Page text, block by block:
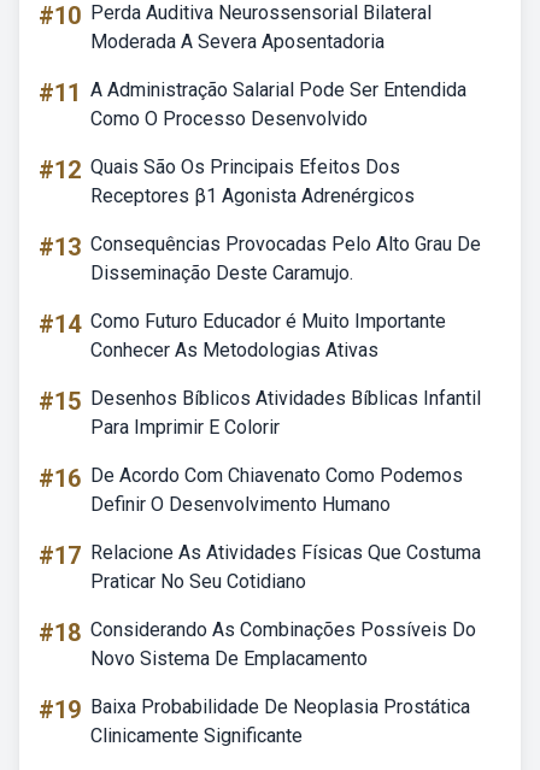
#10 Perda Auditiva Neurossensorial Bilateral
Moderada A Severa Aposentadoria
#11 A Administração Salarial Pode Ser Entendida
Como O Processo Desenvolvido
#12 Quais São Os Principais Efeitos Dos
Receptores β1 Agonista Adrenérgicos
#13 Consequências Provocadas Pelo Alto Grau De
Disseminação Deste Caramujo.
#14 Como Futuro Educador é Muito Importante
Conhecer As Metodologias Ativas
#15 Desenhos Bíblicos Atividades Bíblicas Infantil
Para Imprimir E Colorir
#16 De Acordo Com Chiavenato Como Podemos
Definir O Desenvolvimento Humano
#17 Relacione As Atividades Físicas Que Costuma
Praticar No Seu Cotidiano
#18 Considerando As Combinações Possíveis Do
Novo Sistema De Emplacamento
#19 Baixa Probabilidade De Neoplasia Prostática
Clinicamente Significante